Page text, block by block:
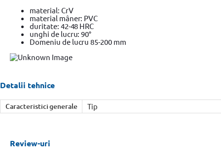
material: CrV
material mâner: PVC
duritate: 42-48 HRC
unghi de lucru: 90°
Domeniu de lucru 85-200 mm
Detalii tehnice
Caracteristici generale Tip
Review-uri